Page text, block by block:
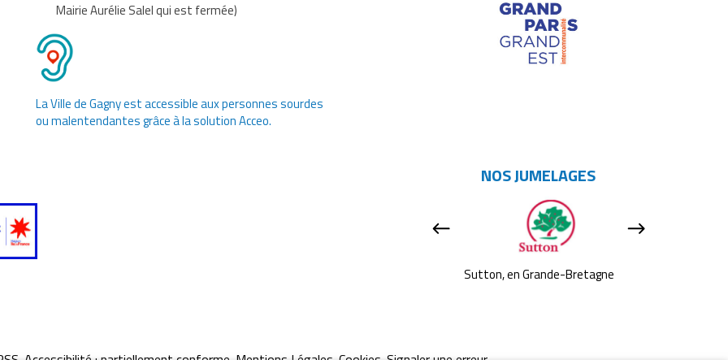
Mairie Aurélie Salel qui est fermée)
La Ville de Gagny est accessible aux personnes sourdes
ou malentendantes grâce à la solution Acceo.
NOS JUMELAGES
Sutton, en Grande-Bretagne
Accessibilité : partiellement conforme Mentions Légales Cookies Signaler une erreur